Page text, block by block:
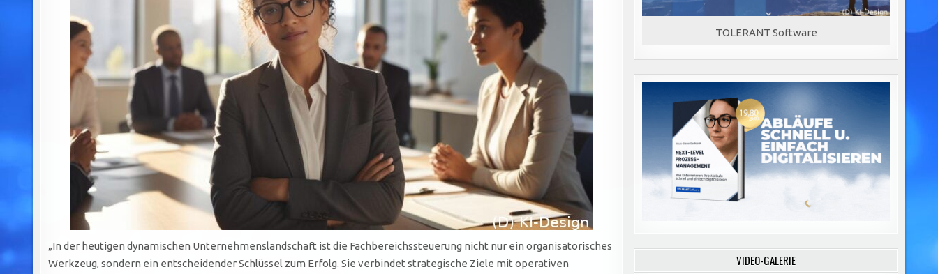
„In der heutigen dynamischen Unternehmenslandschaft ist die Fachbereichssteuerung nicht nur ein organisatorisches
Werkzeug, sondern ein entscheidender Schlüssel zum Erfolg. Sie verbindet strategische Ziele mit operativen
TOLERANT Software
VIDEO-GALERIE